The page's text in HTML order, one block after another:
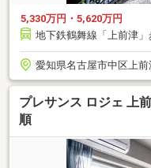
5,330万円・5,620万円
地下鉄鶴舞線「上前津」
愛知県名古屋市中区上前
プレサンス ロジェ 上
順